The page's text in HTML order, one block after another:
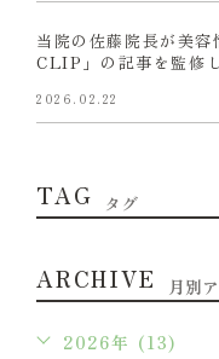
当院の佐藤院長が美
CLIP」の記事を監修し
2026.02.22
TAG タグ
ARCHIVE 月別
2026年 (13)